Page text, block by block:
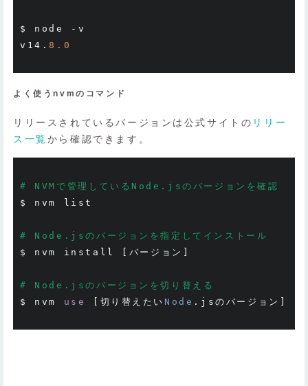
$ node - v
v14 .8.0
よく使うnvmのコマンド
リリースされているバージョンは公式サイトの リリー
ス一覧から確認できます。
# NVMで管理しているNode.jsのバージョンを確認
$ nvm list
# Node.jsのバージョンを指定してインストール
$ nvm install
[バージョン]
# Node.jsのバージョンを切り替える
$ nvm use [切り替えたい Node . jsのバージョン]